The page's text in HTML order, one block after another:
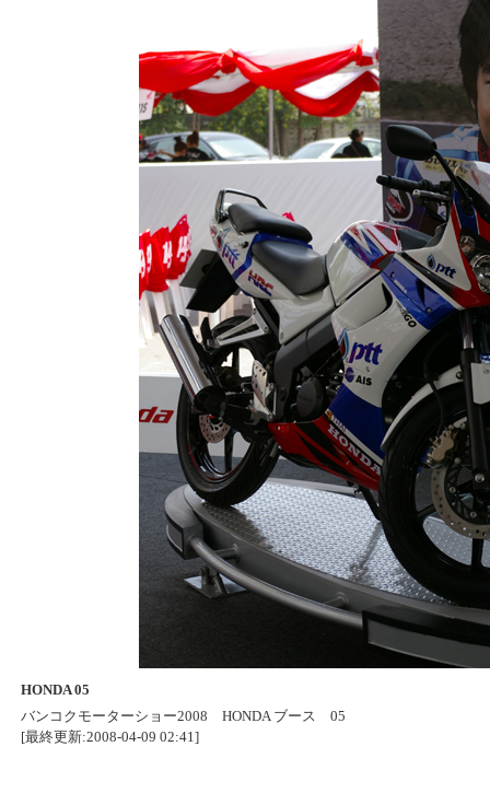
HONDA 05
バンコクモーターショー2008 HONDA ブース 05
[最終更新:2008-04-09 02:41]